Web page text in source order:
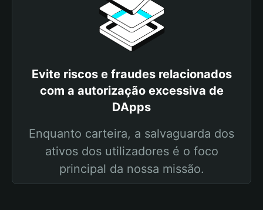
Evite riscos e fraudes relacionados
com a autorização excessiva de
DApps
Enquanto carteira, a salvaguarda dos
ativos dos utilizadores é o foco
principal da nossa missão.